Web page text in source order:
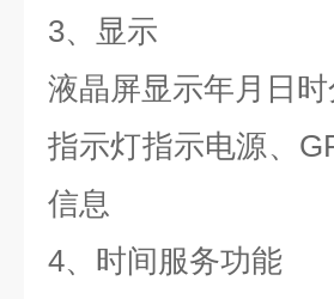
3、显示
液晶屏显示年月日
指示灯指示电源、
信息
4、时间服务功能